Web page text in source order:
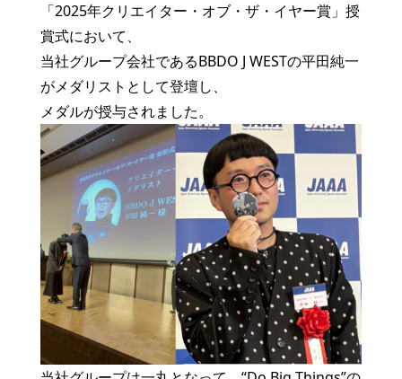
「2025年クリエイター・オブ・ザ・イヤー賞」授
賞式において、
当社グループ会社であるBBDO J WESTの平田純一
がメダリストとして登壇し、
メダルが授与されました。